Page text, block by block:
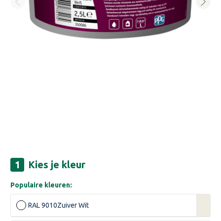
Kies je kleur
Populaire kleuren:
RAL 9010Zuiver Wit